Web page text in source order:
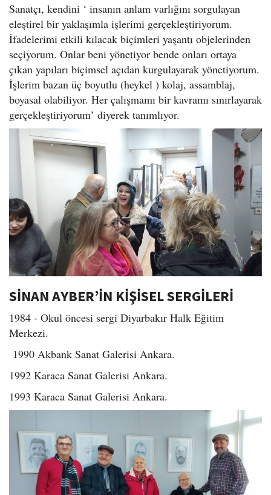
Sanatçı, kendini ‘ insanın anlam varlığını sorgulayan
eleştirel bir yaklaşımla işlerimi gerçekleştiriyorum.
İfadelerimi etkili kılacak biçimleri yaşantı objelerinden
seçiyorum. Onlar beni yönetiyor bende onları ortaya
çıkan yapıları biçimsel açıdan kurgulayarak yönetiyorum.
İşlerim bazan üç boyutlu (heykel ) kolaj, assamblaj,
boyasal olabiliyor. Her çalışmamı bir kavramı sınırlayarak
gerçekleştiriyorum’ diyerek tanımlıyor.
SİNAN AYBER’İN KİŞİSEL SERGİLERİ
1984 - Okul öncesi sergi Diyarbakır Halk Eğitim
Merkezi.
1990 Akbank Sanat Galerisi Ankara.
1992 Karaca Sanat Galerisi Ankara.
1993 Karaca Sanat Galerisi Ankara.